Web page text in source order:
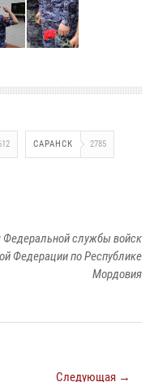
САРАНСК 2785
службы войск
Федерации по Республике
Мордовия
Следующая →